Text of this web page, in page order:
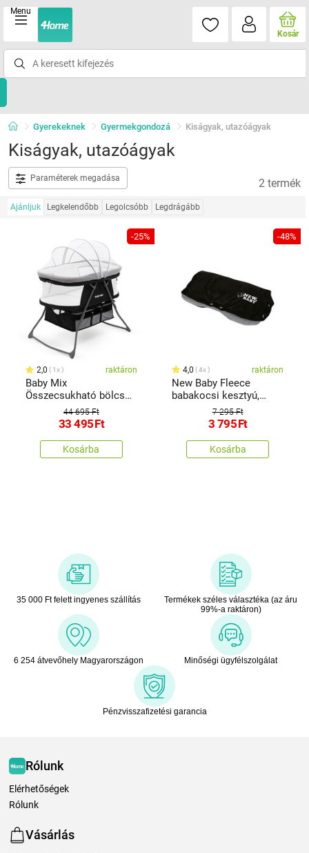
Menu
Kosár
Gyerekeknek Gyermekgondozá Kiságyak, utazóágyak
Kiságyak, utazóágyak
Paraméterek megadása 2 termék
Ajánljuk Legkelendőbb Legolcsóbb Legdrágább
-25%
2,0 1x raktáron
Baby Mix
Összecsukható bölcső
Dreamy Nest fekete, 92
x 70 x 76 cm
44 695 Ft
33 495Ft
Kosárba
-48%
4,0 4x raktáron
New Baby Fleece
babakocsi kesztyú,
fekete - szürke
7 295 Ft
3 795Ft
Kosárba
35 000 Ft felett ingyenes szállítás
Termékek széles választéka (az áru
99%-a raktáron)
6 254 átvevőhely Magyarországon Minőségi ügyfélszolgálat
Pénzvisszafizetési garancia
Rólunk
Elérhetőségek
Rólunk
Vásárlás